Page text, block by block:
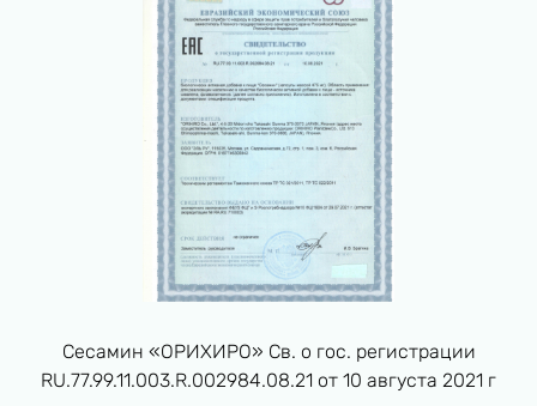
приема. После месяца использования можно
сделать перерыв, а затем продолжить прием
препарата.
Противопоказания
индивидуальная
непереносимость
компонентов БАД,
беременность и
лактация
Способ хранения
хранить в сухом,
защищённом от
солнечного света и
Сесамин «ОРИХИРО» Св. о гос. регистрации
RU.77.99.11.003.R.002984.08.21 от 10 августа 2021 г